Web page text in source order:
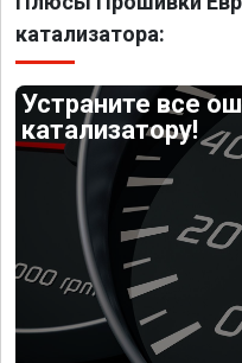
катализатора:
Устраните все
катализатору!